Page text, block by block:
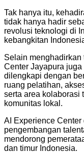
Tak hanya itu,
tidak hanya hadir
revolusi teknologi di
kebangkitan
Selain menghadirkan
Center Jayapura
dilengkapi dengan
ruang pelatihan,
serta area kolaborasi
komunitas lokal.
AI Experience
pengembangan
mendorong
dan timur Indonesia.